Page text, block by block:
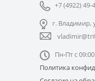
+7 (4922) 49-
г. Владимир,
Пн-Пт с
Политика